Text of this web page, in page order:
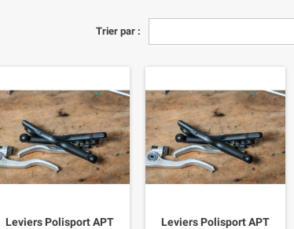
Trier par :
Leviers Polisport APT
Leviers Polisport APT